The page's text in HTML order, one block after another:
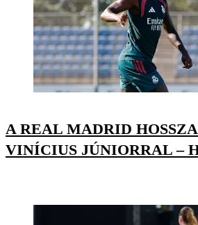
A REAL MADRID
VINÍCIUS JÚNIORRAL –